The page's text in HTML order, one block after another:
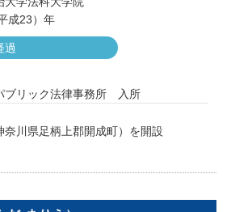
成23）年
過
ブリック法律事務所 入所
奈川県足柄上郡開成町）を開設